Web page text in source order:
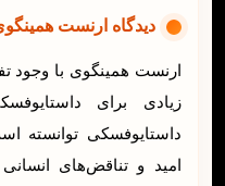
دیدگاه ارنست
ارنست همینگوی با وجود
زیادی برای
داستایوفسکی توانسته
امید و تناقض‌های